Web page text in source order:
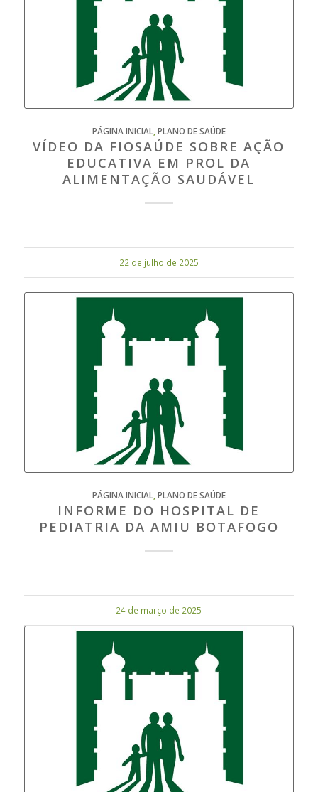
PÁGINA INICIAL, PLANO DE SAÚDE
VÍDEO DA FIOSAÚDE SOBRE AÇÃO
EDUCATIVA EM PROL DA
ALIMENTAÇÃO SAUDÁVEL
22 de julho de 2025
PÁGINA INICIAL,PLANO DE SAÚDE
INFORME DO HOSPITAL DE
PEDIATRIA DA AMIU BOTAFOGO
24 de março de 2025